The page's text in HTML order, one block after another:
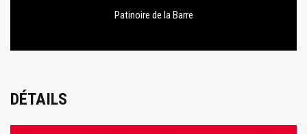
Patinoire de la Barre
DÉTAILS